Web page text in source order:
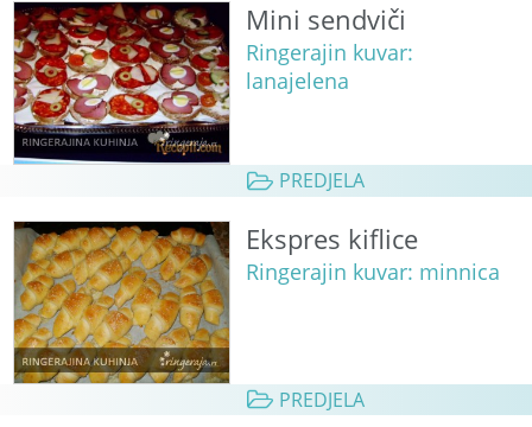
Mini sendviči
Ringerajin kuvar:
lanajelena
PREDJELA
Ekspres kiflice
Ringerajin kuvar: minnica
PREDJELA